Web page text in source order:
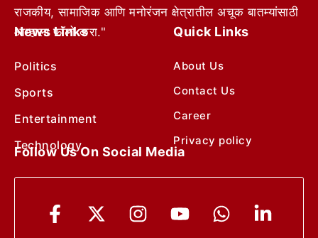
राजकीय, सामाजिक आणि मनोरंजन क्षेत्रातील अचूक बातम्यांसाठी
आम्हाला फॉलो करा."
News Links
Politics
Sports
Entertainment
Technology
Quick Links
About Us
Contact Us
Career
Privacy policy
Follow Us On Social Media